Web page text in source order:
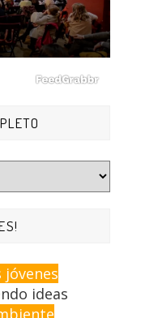
jóvenes
ideas